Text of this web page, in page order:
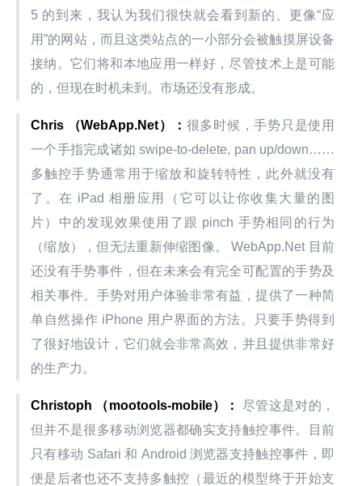
5 的到来，我认为我们很快就会看到新的、更像“应
用”的网站，而且这类站点的一小部分会被触摸屏设备
接纳。它们将和本地应用一样好，尽管技术上是可能
的，但现在时机未到。市场还没有形成。
Chris （WebApp.Net）： 很多时候，手势只是使用
一个手指完成诸如 swipe-to-delete, pan up/down……
多触控手势通常用于缩放和旋转特性，此外就没有
了。在 iPad 相册应用（它可以让你收集大量的图
片）中的发现效果使用了跟 pinch 手势相同的行为
（缩放），但无法重新伸缩图像。 WebApp.Net 目前
还没有手势事件，但在未来会有完全可配置的手势及
相关事件。手势对用户体验非常有益，提供了一种简
单自然操作 iPhone 用户界面的方法。只要手势得到
了很好地设计，它们就会非常高效，并且提供非常好
的生产力。
Christoph （mootools-mobile）：
尽管这是对的，
但并不是很多移动浏览器都确实支持触控事件。目前
只有移动 Safari 和 Android 浏览器支持触控事件，即
便是后者也还不支持多触控（最近的模型终于开始支